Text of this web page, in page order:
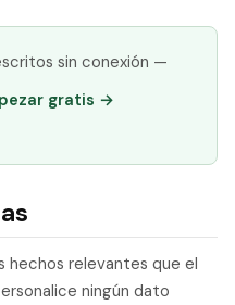
sin conexión —
gratis →
relevantes que el
ningún dato